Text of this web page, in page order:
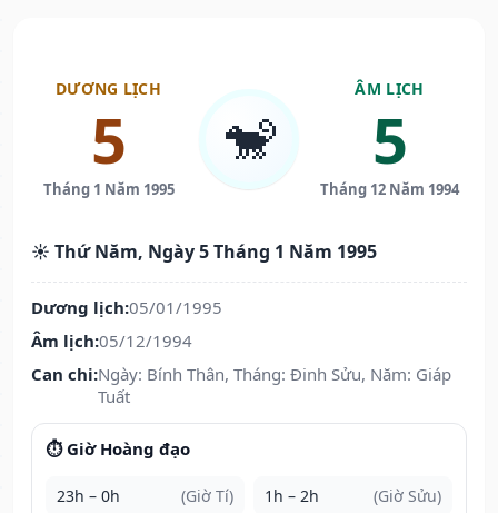
DƯƠNG LỊCH
5
Tháng 1 Năm 1995
🐒
ÂM LỊCH
5
Tháng 12 Năm 1994
☀️ Thứ Năm, Ngày 5 Tháng 1 Năm 1995
Dương lịch:05/01/1995
Âm lịch:05/12/1994
Can chi:Ngày: Bính Thân, Tháng: Đinh Sửu, Năm: Giáp
Tuất
⏱️ Giờ Hoàng đạo
23h – 0h (Giờ Tí) 1h – 2h (Giờ Sửu)